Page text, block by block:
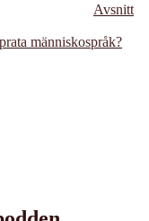
Avsnitt
människospråk?